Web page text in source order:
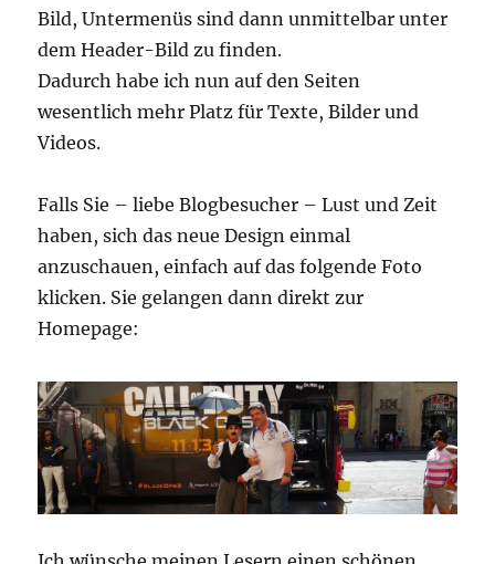
Bild, Untermenüs sind dann unmittelbar unter
dem Header-Bild zu finden.
Dadurch habe ich nun auf den Seiten
wesentlich mehr Platz für Texte, Bilder und
Videos.
Falls Sie – liebe Blogbesucher – Lust und Zeit
haben, sich das neue Design einmal
anzuschauen, einfach auf das folgende Foto
klicken. Sie gelangen dann direkt zur
Homepage: